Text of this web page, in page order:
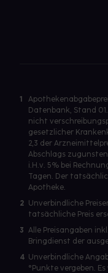
1
Datenbank, Stand
nicht
gesetzlicher
2,3 der
Abschlags zugunsten
i.H.v. 5% bei
Tagen. Der
Apotheke.
2 Unverbindliche
tatsächliche Preis
3 Alle Preisangaben
Bringdienst der
4 Unverbindliche
°Punkte vergeben.